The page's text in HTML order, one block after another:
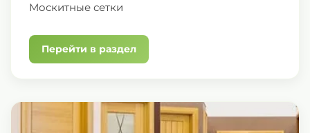
Москитные сетки
Перейти в раздел